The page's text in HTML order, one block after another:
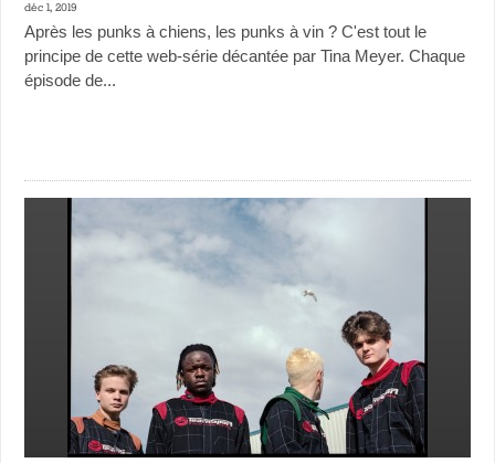
déc 1, 2019
Après les punks à chiens, les punks à vin ? C'est tout le
principe de cette web-série décantée par Tina Meyer. Chaque
épisode de...